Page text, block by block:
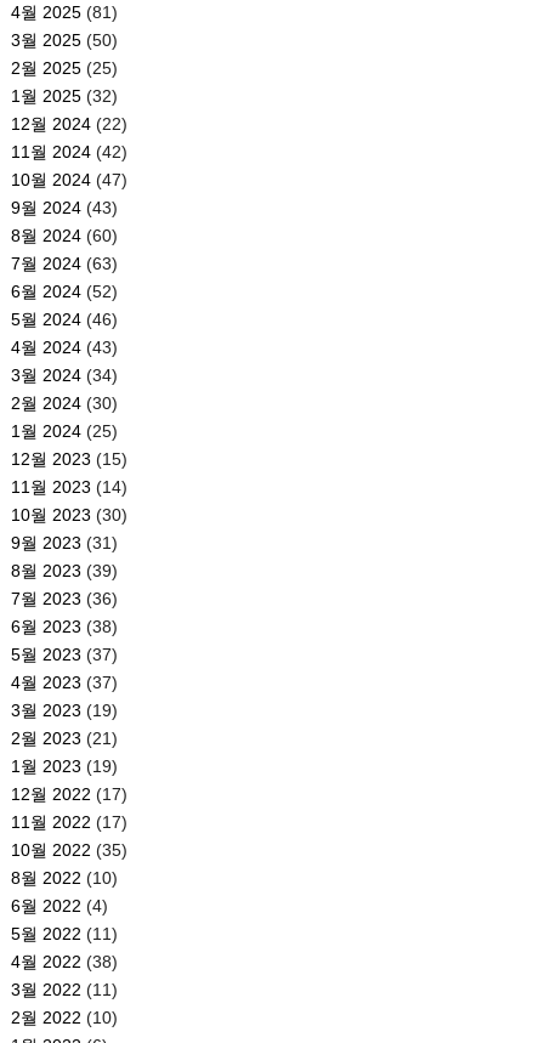
4월 2025(81)
3월 2025(50)
2월 2025(25)
1월 2025(32)
12월 2024(22)
11월 2024(42)
10월 2024(47)
9월 2024(43)
8월 2024(60)
7월 2024(63)
6월 2024(52)
5월 2024(46)
4월 2024(43)
3월 2024(34)
2월 2024(30)
1월 2024(25)
12월 2023 (15)
11월 2023 (14)
10월 2023 (30)
9월 2023 (31)
8월 2023 (39)
7월 2023 (36)
6월 2023 (38)
5월 2023 (37)
4월 2023 (37)
3월 2023 (19)
2월 2023 (21)
1월 2023 (19)
12월 2022 (17)
11월 2022 (17)
10월 2022 (35)
8월 2022 (10)
6월 2022 (4)
5월 2022 (11)
4월 2022 (38)
3월 2022 (11)
2월 2022 (10)